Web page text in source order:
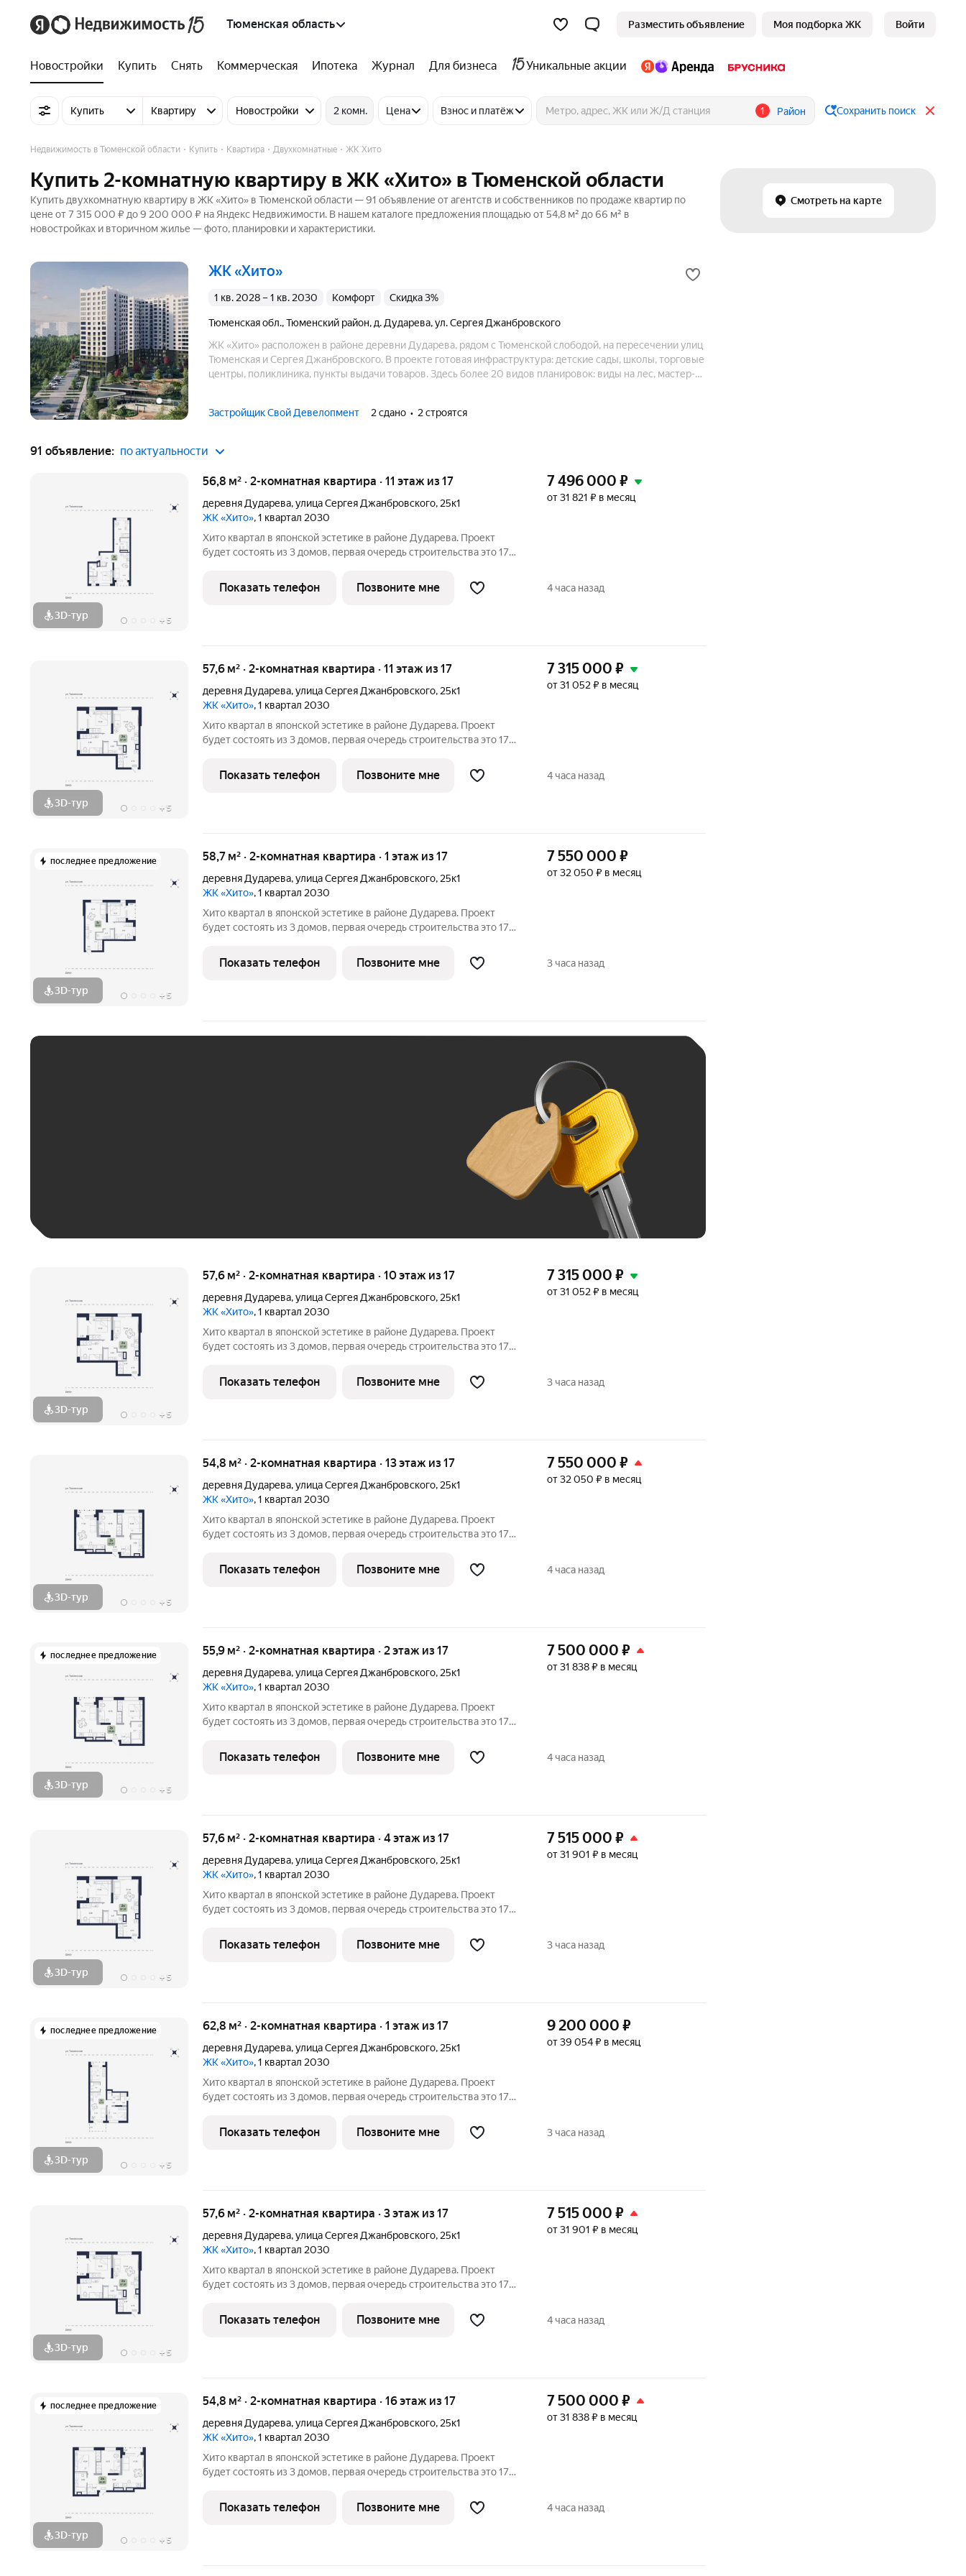
Тюменская область Разместить объявление Моя подборка ЖК Войти
Новостройки Купить Снять Коммерческая Ипотека Журнал Для бизнеса Уникальные акции
Купить Квартиру Новостройки 2 комн. Цена Взнос и платёж 1 Район Сохранить поиск
Смотреть на карте
Недвижимость в Тюменской области Купить Квартира Двухкомнатные ЖК Хито
Купить 2-комнатную квартиру в ЖК «Хито» в Тюменской области
Купить двухкомнатную квартиру в ЖК «Хито» в Тюменской области — 91 объявление от агентств и собственников по продаже квартир по
цене от 7 315 000 ₽ до 9 200 000 ₽ на Яндекс Недвижимости. В нашем каталоге предложения площадью от 54,8 м² до 66 м² в
новостройках и вторичном жилье — фото, планировки и характеристики.
ЖК «Хито»
1 кв. 2028 – 1 кв. 2030 комфорт Скидка 3%
Тюменская обл.,Тюменский район, д. Дударева,ул. Сергея Джанбровского
ЖК «Хито» расположен в районе деревни Дударева, рядом с Тюменской слободой, на пересечении улиц
Тюменская и Сергея Джанбровского. В проекте готовая инфраструктура: детские сады, школы, торговые
центры, поликлиника, пункты выдачи товаров. Здесь более 20 видов планировок: виды на лес, мастер-
Застройщик Свой Девелопмент
2 сдано 2 строятся
91 объявление: по актуальности
3D-тур + 5
56,8 м² · 2-комнатная квартира · 11 этаж из 17
деревня Дударева,улица Сергея Джанбровского, 25к1
ЖК «Хито», 1 квартал 2030
Хито квартал в японской эстетике в районе Дударева. Проект
будет состоять из 3 домов, первая очередь строительства это 17-
массивом, на пересечении улиц Тюменская и Сергея
Джанбровского.
7 496 000 ₽
от 31 821 ₽ в месяц
Показать телефон Позвоните мне 4 часа назад
3D-тур + 5
57,6 м² · 2-комнатная квартира · 11 этаж из 17
деревня Дударева,улица Сергея Джанбровского, 25к1
ЖК «Хито», 1 квартал 2030
Хито квартал в японской эстетике в районе Дударева. Проект
будет состоять из 3 домов, первая очередь строительства это 17-
массивом, на пересечении улиц Тюменская и Сергея
Джанбровского.
7 315 000 ₽
от 31 052 ₽ в месяц
Показать телефон Позвоните мне 4 часа назад
последнее предложение
3D-тур + 5
58,7 м² · 2-комнатная квартира · 1 этаж из 17
деревня Дударева,улица Сергея Джанбровского, 25к1
ЖК «Хито», 1 квартал 2030
Хито квартал в японской эстетике в районе Дударева. Проект
будет состоять из 3 домов, первая очередь строительства это 17-
массивом, на пересечении улиц Тюменская и Сергея
Джанбровского.
7 550 000 ₽
от 32 050 ₽ в месяц
Показать телефон Позвоните мне 3 часа назад
3D-тур + 5
57,6 м² · 2-комнатная квартира · 10 этаж из 17
деревня Дударева,улица Сергея Джанбровского, 25к1
ЖК «Хито», 1 квартал 2030
Хито квартал в японской эстетике в районе Дударева. Проект
будет состоять из 3 домов, первая очередь строительства это 17-
массивом, на пересечении улиц Тюменская и Сергея
Джанбровского.
7 315 000 ₽
от 31 052 ₽ в месяц
Показать телефон Позвоните мне 3 часа назад
3D-тур + 5
54,8 м² · 2-комнатная квартира · 13 этаж из 17
деревня Дударева,улица Сергея Джанбровского, 25к1
ЖК «Хито», 1 квартал 2030
Хито квартал в японской эстетике в районе Дударева. Проект
будет состоять из 3 домов, первая очередь строительства это 17-
массивом, на пересечении улиц Тюменская и Сергея
Джанбровского.
7 550 000 ₽
от 32 050 ₽ в месяц
Показать телефон Позвоните мне 4 часа назад
последнее предложение
3D-тур + 5
55,9 м² · 2-комнатная квартира · 2 этаж из 17
деревня Дударева,улица Сергея Джанбровского, 25к1
ЖК «Хито», 1 квартал 2030
Хито квартал в японской эстетике в районе Дударева. Проект
будет состоять из 3 домов, первая очередь строительства это 17-
массивом, на пересечении улиц Тюменская и Сергея
Джанбровского.
7 500 000 ₽
от 31 838 ₽ в месяц
Показать телефон Позвоните мне 4 часа назад
3D-тур + 5
57,6 м² · 2-комнатная квартира · 4 этаж из 17
деревня Дударева,улица Сергея Джанбровского, 25к1
ЖК «Хито», 1 квартал 2030
Хито квартал в японской эстетике в районе Дударева. Проект
будет состоять из 3 домов, первая очередь строительства это 17-
массивом, на пересечении улиц Тюменская и Сергея
Джанбровского.
7 515 000 ₽
от 31 901 ₽ в месяц
Показать телефон Позвоните мне 3 часа назад
последнее предложение
3D-тур + 5
62,8 м² · 2-комнатная квартира · 1 этаж из 17
деревня Дударева,улица Сергея Джанбровского, 25к1
ЖК «Хито», 1 квартал 2030
Хито квартал в японской эстетике в районе Дударева. Проект
будет состоять из 3 домов, первая очередь строительства это 17-
массивом, на пересечении улиц Тюменская и Сергея
Джанбровского.
9 200 000 ₽
от 39 054 ₽ в месяц
Показать телефон Позвоните мне 3 часа назад
3D-тур + 5
57,6 м² · 2-комнатная квартира · 3 этаж из 17
деревня Дударева,улица Сергея Джанбровского, 25к1
ЖК «Хито», 1 квартал 2030
Хито квартал в японской эстетике в районе Дударева. Проект
будет состоять из 3 домов, первая очередь строительства это 17-
массивом, на пересечении улиц Тюменская и Сергея
Джанбровского.
7 515 000 ₽
от 31 901 ₽ в месяц
Показать телефон Позвоните мне 4 часа назад
последнее предложение
3D-тур + 5
54,8 м² · 2-комнатная квартира · 16 этаж из 17
деревня Дударева,улица Сергея Джанбровского, 25к1
ЖК «Хито», 1 квартал 2030
Хито квартал в японской эстетике в районе Дударева. Проект
будет состоять из 3 домов, первая очередь строительства это 17-
массивом, на пересечении улиц Тюменская и Сергея
Джанбровского.
7 500 000 ₽
от 31 838 ₽ в месяц
Показать телефон Позвоните мне 4 часа назад